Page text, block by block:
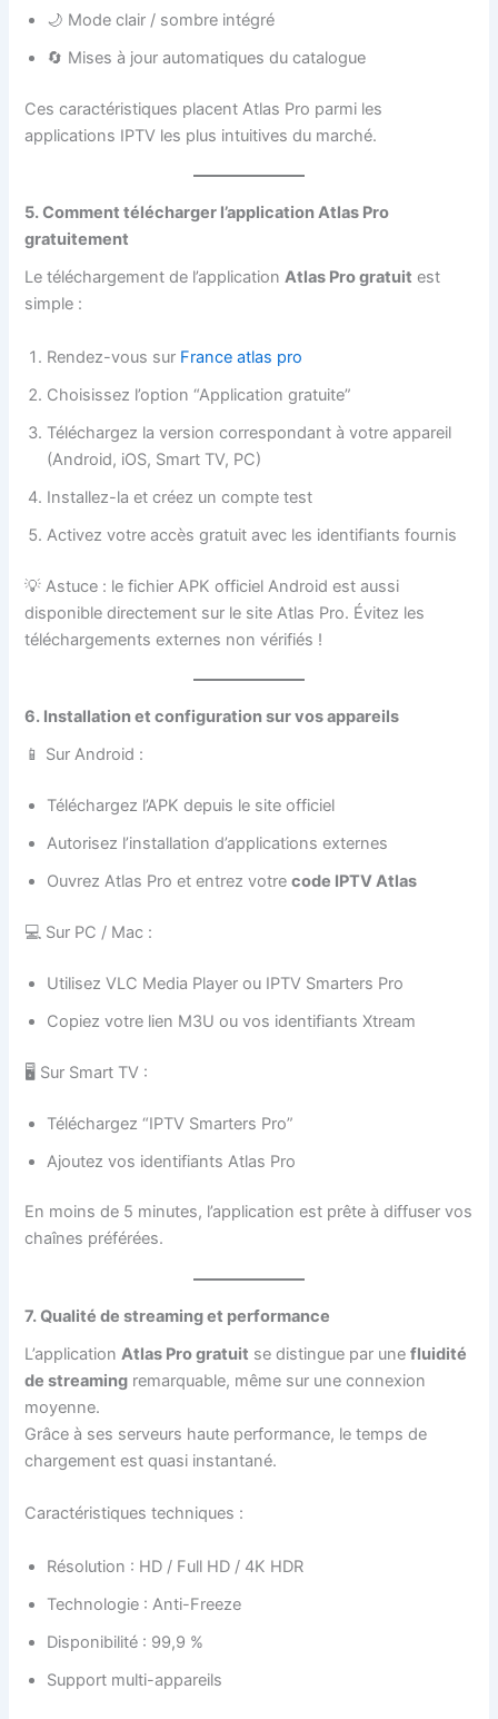
🌙 Mode clair / sombre intégré
🔄 Mises à jour automatiques du catalogue
Ces caractéristiques placent Atlas Pro parmi les
applications IPTV les plus intuitives du marché.
5. Comment télécharger l’application Atlas Pro
gratuitement
Le téléchargement de l’applicationAtlas Pro gratuit est
simple :
Rendez-vous sur France atlas pro
Choisissez l’option “Application gratuite”
Téléchargez la version correspondant à votre appareil
(Android, iOS, Smart TV, PC)
Installez-la et créez un compte test
Activez votre accès gratuit avec les identifiants fournis
💡 Astuce : le fichier APK officiel Android est aussi
disponible directement sur le site Atlas Pro. Évitez les
téléchargements externes non vérifiés !
6. Installation et configuration sur vos appareils
📱 Sur Android :
Téléchargez l’APK depuis le site officiel
Autorisez l’installation d’applications externes
Ouvrez Atlas Pro et entrez votrecode IPTV Atlas
💻 Sur PC / Mac :
Utilisez VLC Media Player ou IPTV Smarters Pro
Copiez votre lien M3U ou vos identifiants Xtream
🖥️ Sur Smart TV :
Téléchargez “IPTV Smarters Pro”
Ajoutez vos identifiants Atlas Pro
En moins de 5 minutes, l’application est prête à diffuser vos
chaînes préférées.
7. Qualité de streaming et performance
L’applicationAtlas Pro gratuit se distingue par unefluidité
de streaming remarquable, même sur une connexion
moyenne.
Grâce à ses serveurs haute performance, le temps de
chargement est quasi instantané.
Caractéristiques techniques :
Résolution : HD / Full HD / 4K HDR
Technologie : Anti-Freeze
Disponibilité : 99,9 %
Support multi-appareils